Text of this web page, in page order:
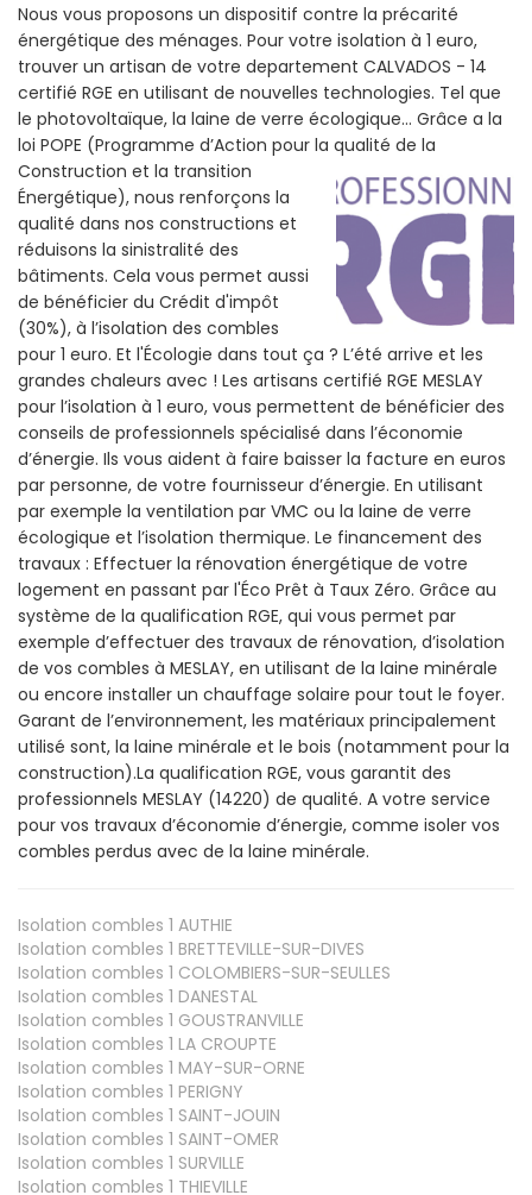
Nous vous proposons un dispositif contre la précarité
énergétique des ménages. Pour votre isolation à 1 euro,
trouver un artisan de votre departement CALVADOS - 14
certifié RGE en utilisant de nouvelles technologies. Tel que
le photovoltaïque, la laine de verre écologique... Grâce a la
loi POPE (Programme d’Action pour la qualité de la
Construction et la transition
Énergétique), nous renforçons la
qualité dans nos constructions et
réduisons la sinistralité des
bâtiments. Cela vous permet aussi
de bénéficier du Crédit d'impôt
(30%), à l’isolation des combles
pour 1 euro. Et l'Écologie dans tout ça ? L’été arrive et les
grandes chaleurs avec ! Les artisans certifié RGE MESLAY
pour l’isolation à 1 euro, vous permettent de bénéficier des
conseils de professionnels spécialisé dans l’économie
d’énergie. Ils vous aident à faire baisser la facture en euros
par personne, de votre fournisseur d’énergie. En utilisant
par exemple la ventilation par VMC ou la laine de verre
écologique et l’isolation thermique. Le financement des
travaux : Effectuer la rénovation énergétique de votre
logement en passant par l'Éco Prêt à Taux Zéro. Grâce au
système de la qualification RGE, qui vous permet par
exemple d’effectuer des travaux de rénovation, d’isolation
de vos combles à MESLAY, en utilisant de la laine minérale
ou encore installer un chauffage solaire pour tout le foyer.
Garant de l’environnement, les matériaux principalement
utilisé sont, la laine minérale et le bois (notamment pour la
construction).La qualification RGE, vous garantit des
professionnels MESLAY (14220) de qualité. A votre service
pour vos travaux d’économie d’énergie, comme isoler vos
combles perdus avec de la laine minérale.
Isolation combles 1 AUTHIE
Isolation combles 1 BRETTEVILLE-SUR-DIVES
Isolation combles 1 COLOMBIERS-SUR-SEULLES
Isolation combles 1 DANESTAL
Isolation combles 1 GOUSTRANVILLE
Isolation combles 1 LA CROUPTE
Isolation combles 1 MAY-SUR-ORNE
Isolation combles 1 PERIGNY
Isolation combles 1 SAINT-JOUIN
Isolation combles 1 SAINT-OMER
Isolation combles 1 SURVILLE
Isolation combles 1 THIEVILLE